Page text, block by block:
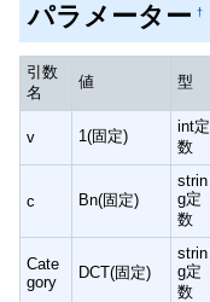
パラメーター †
引数
名
値 型
v 1(固定)
int定
数
c Bn(固定)
strin
g定
数
Cate
gory
DCT(固定)
strin
g定
数